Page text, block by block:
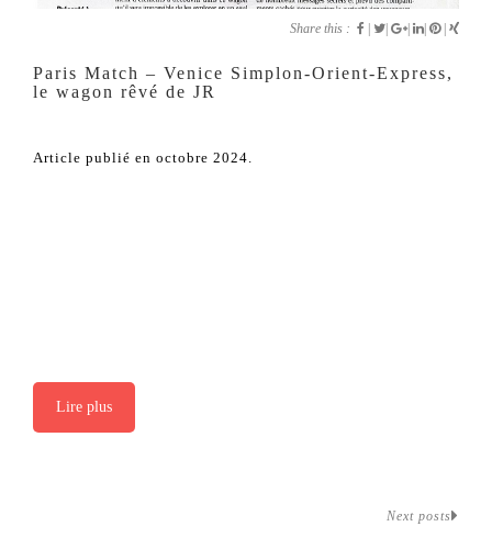
Share this : | | | | |
Paris Match – Venice Simplon-Orient-Express,
le wagon rêvé de JR
Article publié en octobre 2024.
Lire plus
Next posts